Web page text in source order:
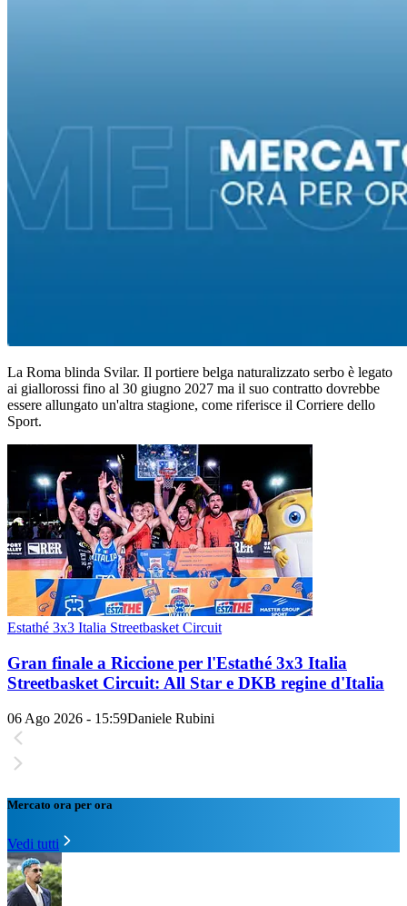
La Roma blinda Svilar. Il portiere belga naturalizzato serbo è legato
ai giallorossi fino al 30 giugno 2027 ma il suo contratto dovrebbe
essere allungato un'altra stagione, come riferisce il Corriere dello
Sport.
Estathé 3x3 Italia Streetbasket Circuit
Gran finale a Riccione per l'Estathé 3x3 Italia
Streetbasket Circuit: All Star e DKB regine d'Italia
06 Ago 2026 - 15:59Daniele Rubini
Mercato ora per ora
Vedi tutti